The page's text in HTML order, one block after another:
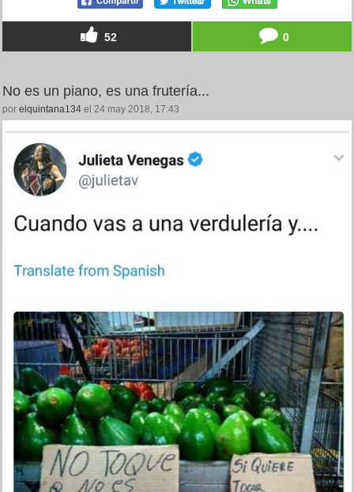
52 0
No es un piano, es una frutería...
por elquintana134 el 24 may 2018, 17:43